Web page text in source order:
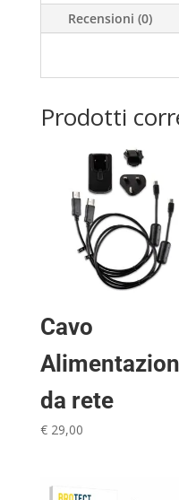
Recensioni (0)
Prodotti
Cavo
da rete
€29,00